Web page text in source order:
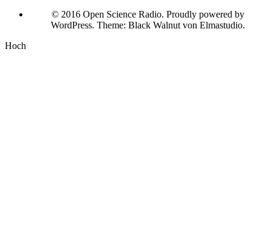
© 2016 Open Science Radio. Proudly powered by
WordPress. Theme: Black Walnut von Elmastudio.
Hoch